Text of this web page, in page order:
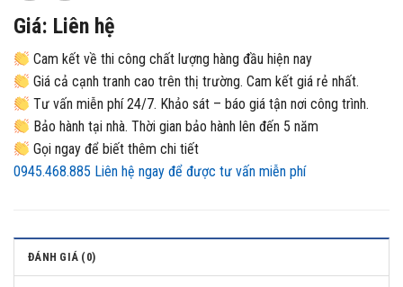
Giá: Liên hệ
Cam kết về thi công chất lượng hàng đầu hiện nay
Giá cả cạnh tranh cao trên thị trường. Cam kết giá rẻ nhất.
Tư vấn miễn phí 24/7. Khảo sát – báo giá tận nơi công trình.
Bảo hành tại nhà. Thời gian bảo hành lên đến 5 năm
Gọi ngay để biết thêm chi tiết
0945.468.885 Liên hệ ngay để được tư vấn miễn phí
ĐÁNH GIÁ (0)